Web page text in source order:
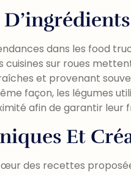
dans les food
cuisines sur roues
et provenant
façon, les légumes
afin de garantir
Et
des recettes